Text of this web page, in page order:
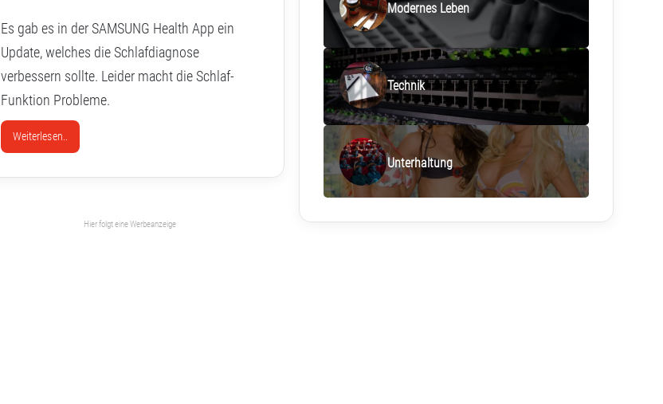
Es gab es in der SAMSUNG Health App ein
Update, welches die Schlafdiagnose
verbessern sollte. Leider macht die Schlaf-
Funktion Probleme.
Weiterlesen..
Hier folgt eine Werbeanzeige
Modernes Leben
Technik
Unterhaltung